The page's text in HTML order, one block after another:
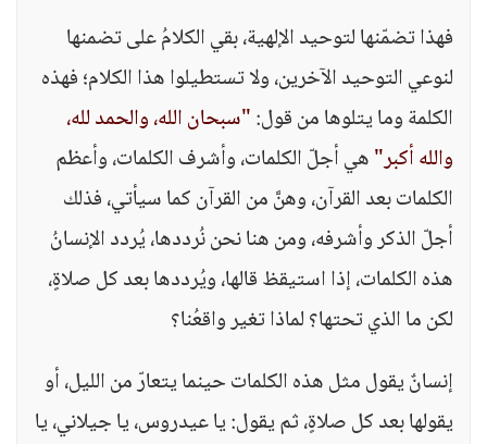
فهذا تضمّنها لتوحيد الإلهية، بقي الكلامُ على تضمنها
لنوعي التوحيد الآخرين، ولا تستطيلوا هذا الكلام؛ فهذه
الكلمة وما يتلوها من قول:"سبحان الله، والحمد لله،
والله أكبر"هي أجلّ الكلمات، وأشرف الكلمات، وأعظم
الكلمات بعد القرآن، وهنَّ من القرآن كما سيأتي، فذلك
أجلّ الذكر وأشرفه، ومن هنا نحن نُرددها، يُردد الإنسانُ
هذه الكلمات، إذا استيقظ قالها، ويُرددها بعد كل صلاةٍ،
لكن ما الذي تحتها؟ لماذا تغير واقعُنا؟
إنسانٌ يقول مثل هذه الكلمات حينما يتعارّ من الليل، أو
يقولها بعد كل صلاةٍ، ثم يقول: يا عيدروس، يا جيلاني، يا